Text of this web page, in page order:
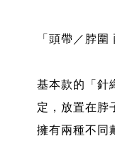
「頭帶／脖
基本款的「針
定，放置在脖
擁有兩種不同